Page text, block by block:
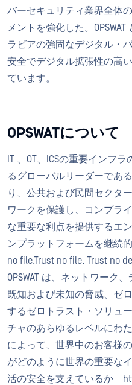
バーセキュリティ業界全体
メントを強化した。
ラビアの強固なデジタル・
安全でデジタル拡張性の高
ています。
OPSWATについて
IT 、OT、ICSの重要インフ
るグローバルリーダーであ
り、公共および民間セクタ
ワークを保護し、コンプラ
な重要な利点を提供するエ
ンプラットフォームを継続
no file.Trust no file. Trust no
OPSWAT は、ネットワーク
既知および未知の脅威、ゼ
するゼロトラスト・ソリュ
チャのあらゆるレベルにわ
によって、世界中のお客様
がどのように世界の重要な
活の安全を支えているか